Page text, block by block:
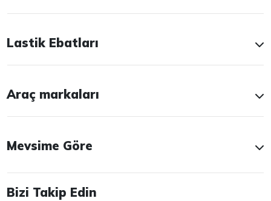
Lastik Ebatları
Araç markaları
Mevsime Göre
Bizi Takip Edin